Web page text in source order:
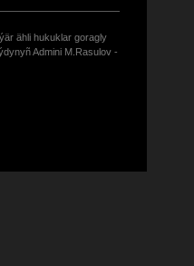
ähli hukuklar goragly
Admini M.Rasulov -